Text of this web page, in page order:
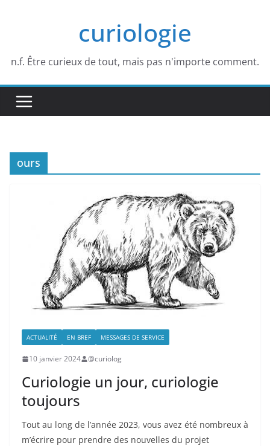
curiologie
n.f. Être curieux de tout, mais pas n'importe comment.
ours
ACTUALITÉ EN BREF MESSAGES DE SERVICE
10 janvier 2024 @curiolog
Curiologie un jour, curiologie
toujours
Tout au long de l’année 2023, vous avez été nombreux à
m’écrire pour prendre des nouvelles du projet